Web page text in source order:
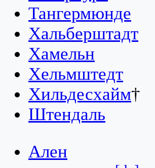
Тангермюнде
Хальберштадт
Хамельн
Хельмштедт
Хильдесхайм†
Штендаль
Ален